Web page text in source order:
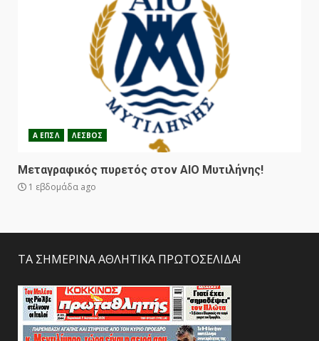
Α ΕΠΣΛ ΛΕΣΒΟΣ
Μεταγραφικός πυρετός στον ΑΙΟ Μυτιλήνης!
1 εβδομάδα ago
ΤΑ ΣΗΜΕΡΙΝΑ ΑΘΛΗΤΙΚΑ ΠΡΩΤΟΣΕΛΙΔΑ!